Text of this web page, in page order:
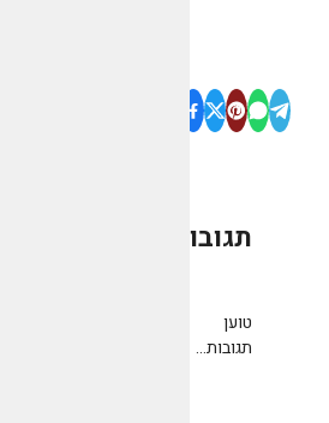
תגובות
טוען
תגובות...